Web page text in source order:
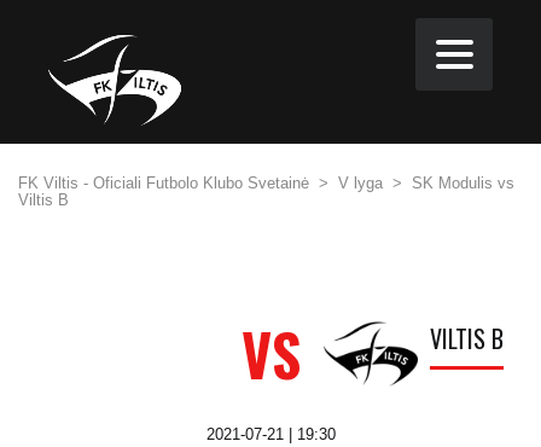
FK Viltis - Oficiali Futbolo Klubo Svetainė > V lyga >
SK Modulis vs
Viltis B
VS VILTIS B
2021-07-21 | 19:30